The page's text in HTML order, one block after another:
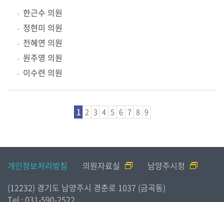
한근수 의원
정현미 의원
전혜연 의원
원주영 의원
이수련 의원
1 2 3 4 5 6 7 8 9
개인정보처리방침 의원자료실
남양주시청
(12232) 경기도 남양주시 경춘로 1037 (금곡동)
Tel : 031-590-2522